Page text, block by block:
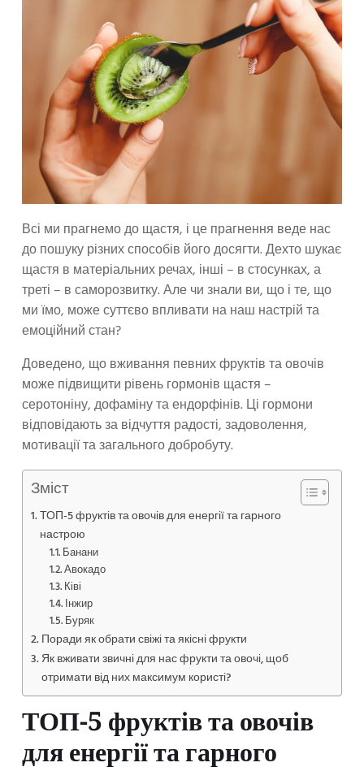
Всі ми прагнемо до щастя, і це прагнення веде нас
до пошуку різних способів його досягти. Дехто шукає
щастя в матеріальних речах, інші – в стосунках, а
треті – в саморозвитку. Але чи знали ви, що і те, що
ми їмо, може суттєво впливати на наш настрій та
емоційний стан?
Доведено, що вживання певних фруктів та овочів
може підвищити рівень гормонів щастя –
серотоніну, дофаміну та ендорфінів. Ці гормони
відповідають за відчуття радості, задоволення,
мотивації та загального добробуту.
Зміст
ТОП-5 фруктів та овочів для енергії та гарного
настрою
Банани
Авокадо
Ківі
Інжир
Буряк
Поради як обрати свіжі та якісні фрукти
Як вживати звичні для нас фрукти та овочі, щоб
отримати від них максимум користі?
ТОП-5 фруктів та овочів
для енергії та гарного